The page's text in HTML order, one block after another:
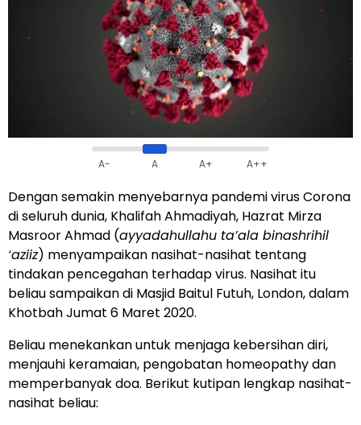
A- A A+ A++
Dengan semakin menyebarnya pandemi virus Corona
di seluruh dunia, Khalifah Ahmadiyah, Hazrat Mirza
Masroor Ahmad (ayyadahullahu ta’ala binashrihil
‘aziiz) menyampaikan nasihat-nasihat tentang
tindakan pencegahan terhadap virus. Nasihat itu
beliau sampaikan di Masjid Baitul Futuh, London, dalam
Khotbah Jumat 6 Maret 2020.
Beliau menekankan untuk menjaga kebersihan diri,
menjauhi keramaian, pengobatan homeopathy dan
memperbanyak doa. Berikut kutipan lengkap nasihat-
nasihat beliau: